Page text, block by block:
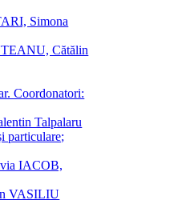
Simona
Cătălin
Coordonatori:
Talpalaru
particulare;
IACOB,
VASILIU